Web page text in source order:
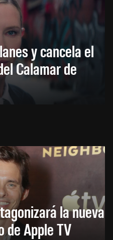
y cancela el
Calamar de
la nueva
de Apple TV